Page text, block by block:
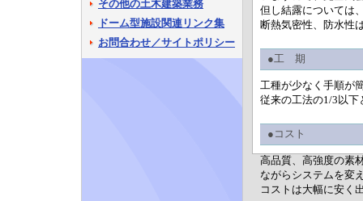
その他の土木建築業務
ドーム型施設関連リンク集
お問合わせ／サイトポリシー
但し結露については
断熱気密性、防水性
●工 期
工種が少なく手順が
従来の工法の1/3以下
●コスト
高品質、高強度の素
ながらシステムを変
コストは大幅に安く